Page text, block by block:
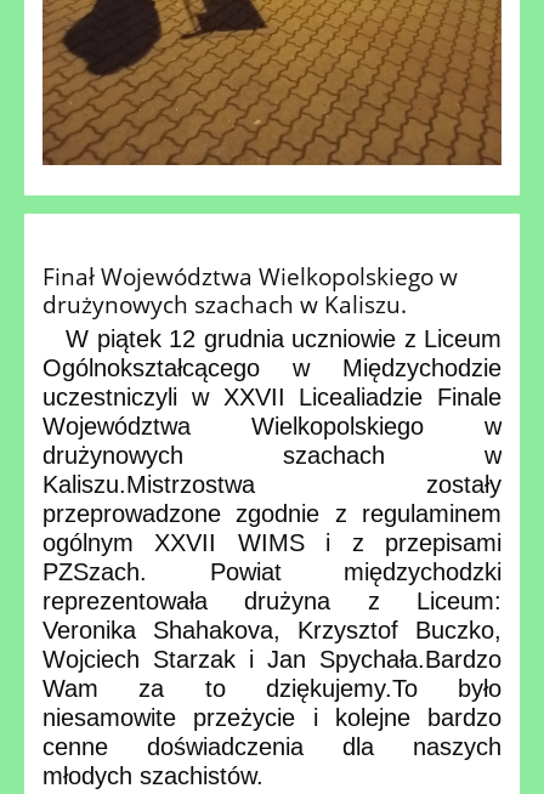
Finał Województwa Wielkopolskiego w
drużynowych szachach w Kaliszu.
W piątek 12 grudnia uczniowie z Liceum
Ogólnokształcącego w Międzychodzie
uczestniczyli w XXVII Licealiadzie Finale
Województwa Wielkopolskiego w
drużynowych szachach w
Kaliszu.Mistrzostwa zostały
przeprowadzone zgodnie z regulaminem
ogólnym XXVII WIMS i z przepisami
PZSzach. Powiat międzychodzki
reprezentowała drużyna z Liceum:
Veronika Shahakova, Krzysztof Buczko,
Wojciech Starzak i Jan Spychała.Bardzo
Wam za to dziękujemy.To było
niesamowite przeżycie i kolejne bardzo
cenne doświadczenia dla naszych
młodych szachistów.